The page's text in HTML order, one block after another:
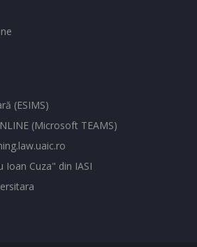
(ESIMS)
(Microsoft TEAMS)
Ioan Cuza" din IASI